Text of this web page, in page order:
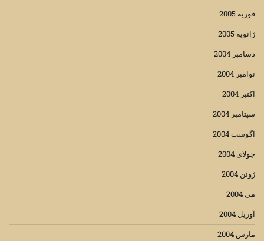
فوریه 2005
ژانویه 2005
دسامبر 2004
نوامبر 2004
اکتبر 2004
سپتامبر 2004
آگوست 2004
جولای 2004
ژوئن 2004
می 2004
آوریل 2004
مارس 2004